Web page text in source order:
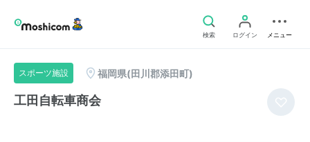
検索 ログイン メニュー
スポーツ施設 福岡県(田川郡添田町)
工田自転車商会